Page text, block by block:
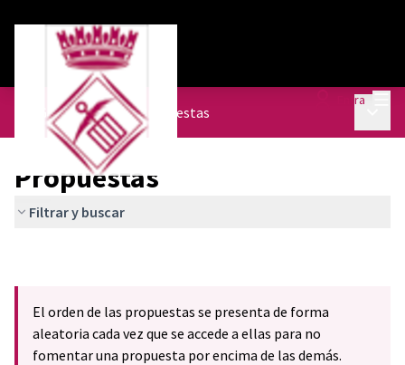
Entra
Les Grasses decide/Propuestas
Propuestas
Filtrar y buscar
El orden de las propuestas se presenta de forma
aleatoria cada vez que se accede a ellas para no
fomentar una propuesta por encima de las demás.